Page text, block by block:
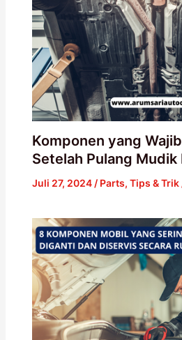
Komponen yang
Setelah Pulang Mudik
Juli 27, 2024 / Parts, Tips & Trik